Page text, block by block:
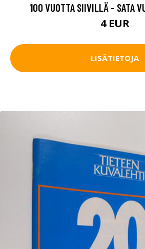
100 VUOTTA SIIVILLÄ - SATA
4 EUR
LISÄTIETOJA